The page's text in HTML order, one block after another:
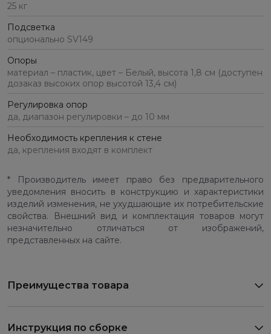
25 кг
Подсветка
опционально SV149
Опоры
материал – пластик, цвет – Белый, высота 1,8 см (доступен
дозаказ высоких опор высотой 13,4 см)
Регулировка опор
да, диапазон регулировки – до 10 мм
Необходимость крепления к стене
да, крепления входят в комплект
* Производитель имеет право без предварительного
уведомления вносить в конструкцию и характеристики
изделий изменения, не ухудшающие их потребительские
свойства. Внешний вид и комплектация товаров могут
незначительно отличаться от изображений,
представленных на сайте.
Преимущества товара
Инструкция по сборке